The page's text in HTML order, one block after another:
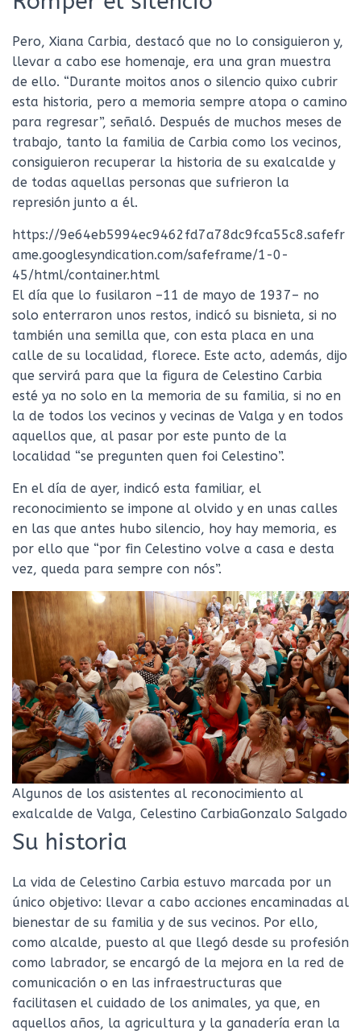
Pero, Xiana Carbia, destacó que no lo consiguieron y,
llevar a cabo ese homenaje, era una gran muestra
de ello. “Durante moitos anos o silencio quixo cubrir
esta historia, pero a memoria sempre atopa o camino
para regresar”, señaló. Después de muchos meses de
trabajo, tanto la familia de Carbia como los vecinos,
consiguieron recuperar la historia de su exalcalde y
de todas aquellas personas que sufrieron la
represión junto a él.
https://9e64eb5994ec9462fd7a78dc9fca55c8.safefr
ame.googlesyndication.com/safeframe/1-0-
45/html/container.html
El día que lo fusilaron –11 de mayo de 1937– no
solo enterraron unos restos, indicó su bisnieta, si no
también una semilla que, con esta placa en una
calle de su localidad, florece. Este acto, además, dijo
que servirá para que la figura de Celestino Carbia
esté ya no solo en la memoria de su familia, si no en
la de todos los vecinos y vecinas de Valga y en todos
aquellos que, al pasar por este punto de la
localidad “se pregunten quen foi Celestino”.
En el día de ayer, indicó esta familiar, el
reconocimiento se impone al olvido y en unas calles
en las que antes hubo silencio, hoy hay memoria, es
por ello que “por fin Celestino volve a casa e desta
vez, queda para sempre con nós”.
Algunos de los asistentes al reconocimiento al
exalcalde de Valga, Celestino CarbiaGonzalo Salgado
Su historia
La vida de Celestino Carbia estuvo marcada por un
único objetivo: llevar a cabo acciones encaminadas al
bienestar de su familia y de sus vecinos. Por ello,
como alcalde, puesto al que llegó desde su profesión
como labrador, se encargó de la mejora en la red de
comunicación o en las infraestructuras que
facilitasen el cuidado de los animales, ya que, en
aquellos años, la agricultura y la ganadería eran la